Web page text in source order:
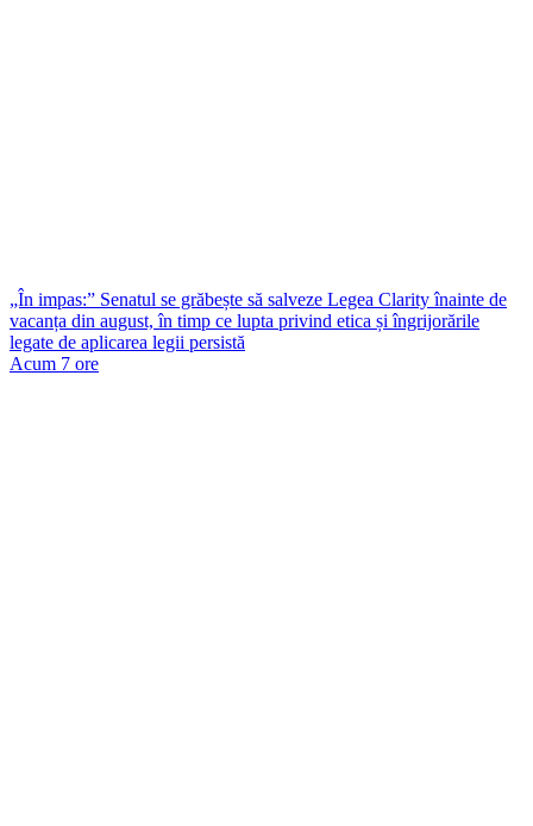
„În impas:” Senatul se grăbește să salveze Legea Clarity înainte de
vacanța din august, în timp ce lupta privind etica și îngrijorările
legate de aplicarea legii persistă
Acum 7 ore